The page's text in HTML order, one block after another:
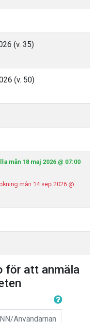
(v. 35)
(v. 50)
mån 18 maj 2026 @ 07:00
mån 14 sep 2026 @
för att anmäla